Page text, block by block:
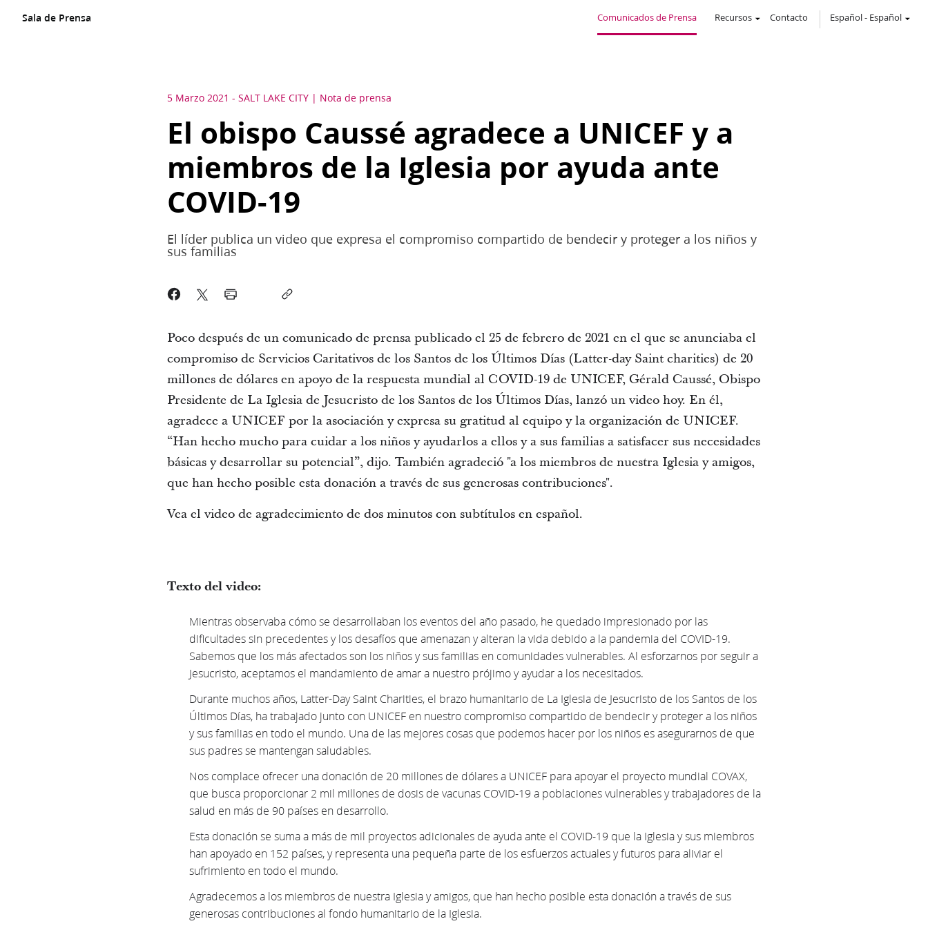
Sala de Prensa Comunicados de Prensa Recursos Contacto Español- Español
5 Marzo 2021 - SALT LAKE CITY Nota de prensa
El obispo Caussé agradece a UNICEF y a
miembros de la Iglesia por ayuda ante
COVID-19
El líder publica un video que expresa el compromiso compartido de bendecir y proteger a los niños y
sus familias
Poco después de un comunicado de prensa publicado el 25 de febrero de 2021 en el que se anunciaba el
compromiso de Servicios Caritativos de los Santos de los Últimos Días (Latter-day Saint charities) de 20
millones de dólares en apoyo de la respuesta mundial al COVID-19 de UNICEF, Gérald Caussé, Obispo
Presidente de La Iglesia de Jesucristo de los Santos de los Últimos Días, lanzó un video hoy. En él,
agradece a UNICEF por la asociación y expresa su gratitud al equipo y la organización de UNICEF.
“Han hecho mucho para cuidar a los niños y ayudarlos a ellos y a sus familias a satisfacer sus necesidades
básicas y desarrollar su potencial”, dijo. También agradeció "a los miembros de nuestra Iglesia y amigos,
que han hecho posible esta donación a través de sus generosas contribuciones".
Vea el video de agradecimiento de dos minutos con subtítulos en español.
Texto del video:
Mientras observaba cómo se desarrollaban los eventos del año pasado, he quedado impresionado por las
dificultades sin precedentes y los desafíos que amenazan y alteran la vida debido a la pandemia del COVID-19.
Sabemos que los más afectados son los niños y sus familias en comunidades vulnerables. Al esforzarnos por seguir a
Jesucristo, aceptamos el mandamiento de amar a nuestro prójimo y ayudar a los necesitados.
Durante muchos años, Latter-Day Saint Charities, el brazo humanitario de La Iglesia de Jesucristo de los Santos de los
Últimos Días, ha trabajado junto con UNICEF en nuestro compromiso compartido de bendecir y proteger a los niños
y sus familias en todo el mundo. Una de las mejores cosas que podemos hacer por los niños es asegurarnos de que
sus padres se mantengan saludables.
Nos complace ofrecer una donación de 20 millones de dólares a UNICEF para apoyar el proyecto mundial COVAX,
que busca proporcionar 2 mil millones de dosis de vacunas COVID-19 a poblaciones vulnerables y trabajadores de la
salud en más de 90 países en desarrollo.
Esta donación se suma a más de mil proyectos adicionales de ayuda ante el COVID-19 que la Iglesia y sus miembros
han apoyado en 152 países, y representa una pequeña parte de los esfuerzos actuales y futuros para aliviar el
sufrimiento en todo el mundo.
Agradecemos a los miembros de nuestra Iglesia y amigos, que han hecho posible esta donación a través de sus
generosas contribuciones al fondo humanitario de la Iglesia.